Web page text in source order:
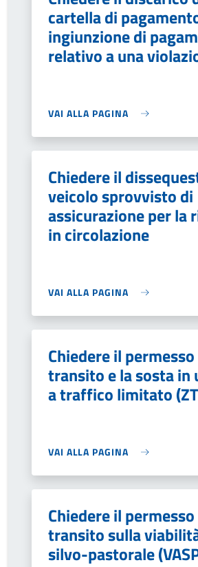
cartella di
ingiunzione di
relativo a una
VAI ALLA PAGINA
Chiedere il
veicolo sprovvisto di
assicurazione per la
in circolazione
VAI ALLA PAGINA
Chiedere il
transito e la sosta in
a traffico limitato
VAI ALLA PAGINA
Chiedere il
transito sulla
silvo-pastorale